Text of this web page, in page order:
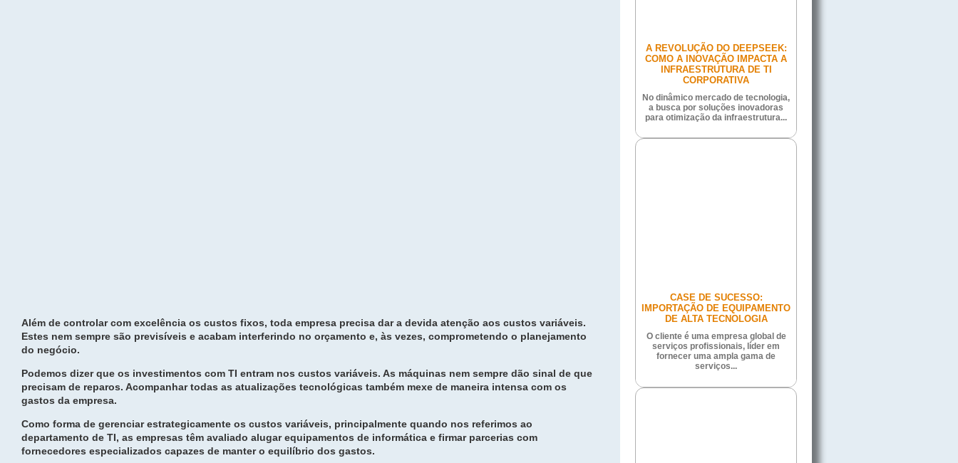
Além de controlar com excelência os custos fixos, toda empresa precisa dar a devida atenção aos custos variáveis.
Estes nem sempre são previsíveis e acabam interferindo no orçamento e, às vezes, comprometendo o planejamento
do negócio.
Podemos dizer que os investimentos com TI entram nos custos variáveis. As máquinas nem sempre dão sinal de que
precisam de reparos. Acompanhar todas as atualizações tecnológicas também mexe de maneira intensa com os
gastos da empresa.
Como forma de gerenciar estrategicamente os custos variáveis, principalmente quando nos referimos ao
departamento de TI, as empresas têm avaliado alugar equipamentos de informática e firmar parcerias com
fornecedores especializados capazes de manter o equilíbrio dos gastos.
A REVOLUÇÃO DO DEEPSEEK:
COMO A INOVAÇÃO IMPACTA A
INFRAESTRUTURA DE TI
CORPORATIVA
No dinâmico mercado de tecnologia,
a busca por soluções inovadoras
para otimização da infraestrutura...
CASE DE SUCESSO:
IMPORTAÇÃO DE EQUIPAMENTO
DE ALTA TECNOLOGIA
O cliente é uma empresa global de
serviços profissionais, líder em
fornecer uma ampla gama de
serviços...